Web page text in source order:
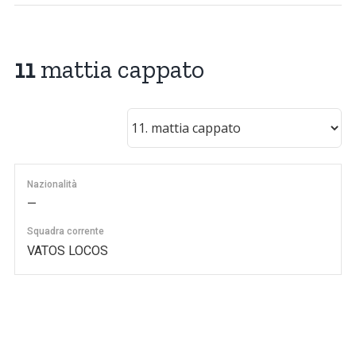
11mattia cappato
Nazionalità
—
Squadra corrente
VATOS LOCOS